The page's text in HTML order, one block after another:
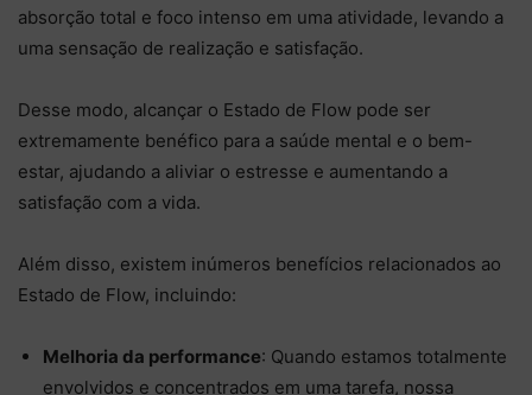
absorção total e foco intenso em uma atividade, levando a
uma sensação de realização e satisfação.
Desse modo, alcançar o Estado de Flow pode ser
extremamente benéfico para a saúde mental e o bem-
estar, ajudando a aliviar o estresse e aumentando a
satisfação com a vida.
Além disso, existem inúmeros benefícios relacionados ao
Estado de Flow, incluindo:
Melhoria da performance: Quando estamos totalmente
envolvidos e concentrados em uma tarefa, nossa